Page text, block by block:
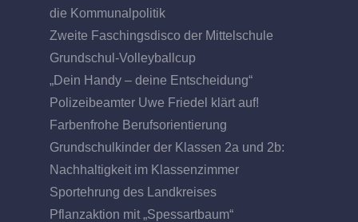
die Kommunalpolitik
Zweite Faschingsdisco der Mittelschule
Grundschul-Volleyballcup
„Dein Handy – deine Entscheidung“
Polizeibeamter Uwe Friedel klärt auf!
Farbenfrohe Berufsorientierung
Grundschulkinder der Klassen 2a und 2b:
Nachhaltigkeit im Klassenzimmer
Sportehrung des Landkreises
Pflanzaktion mit „Spessartbaum“